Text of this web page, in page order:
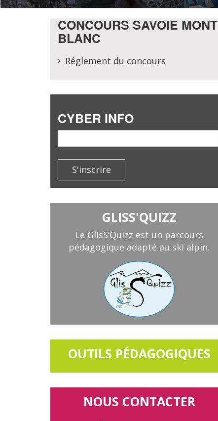
CONCOURS SAVOIE MONT
BLANC
Réglement du concours
CYBER INFO
S'inscrire
GLISS'QUIZZ
Le GlisS’Quizz est un parcours
pédagogique adapté au ski alpin.
OUTILS PÉDAGOGIQUES
NOUS CONTACTER